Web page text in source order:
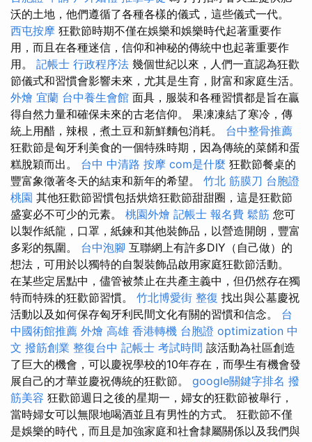
沃的土地，他們遵循了各種各樣的儀式，這些儀式一代。
西屯按摩 狂歡節時期不僅在娛樂和娛樂時代起著重要作
用，而且在各種迷信，信仰和神秘的傳統中也起著重要作
用。 記帳士 行政程序法 幾個世紀以來，人們一直認為狂歡
節儀式和習慣會影響未來，尤其是生育，財富和家庭生活。
外燴 宜蘭 台中養生會館 面具，服裝和各種習慣都是旨在贏
得自然力量和確保未來的古老信仰。 果凍凍結了寒冷，傳
統上用醋，辣根，煮土豆和新鮮麵包消耗。 台中整骨推薦
狂歡節是匈牙利美食的一個特殊時期，因為傳統的菜餚和蛋
糕脫穎而出。 台中 中清路 按摩 com是什麼 狂歡節餐桌的
豐富象徵著冬天的結束和新年的希望。 竹北 筋膜刀 台胞證
桃園 其他狂歡節習慣包括烘焙狂歡節甜甜圈，這是狂歡節
盛宴必不可少的元素。 桃園外燴 記帳士 報名費 鬆筋 您可
以製作紙龍，口罩，紙鍊和其他裝飾品，以營造開朗，豐富
多彩的氛圍。 台中泡腳 互聯網上有許多DIY（自己做）的
想法，可用於以獨特的自製裝飾品啟用家庭狂歡節活動。
在某些定居點中，儘管被禁止在共產主義中，但仍然存在獨
特而特殊的狂歡節習慣。 竹北博愛街 整復 找出與公墓慶祝
活動以及如何保存匈牙利民間文化有關的習慣和信念。 台
中國術館推薦 外燴 高雄 香港轉機 台胞證 optimization 中
文 撥筋創業 整復台中 記帳士 考試時間 該活動為社區創造
了巨大的機會，可以慶祝學校的10年存在，而學生有機會發
展自己的才華並慶祝傳統的狂歡節。 google關鍵字排名 撥
筋美容 狂歡節週日之後的星期一，婦女的狂歡節被舉行，
當時婦女可以無限地喝酒並且有男性的方式。 狂歡節不僅
是娛樂的時代，而且是加強家庭和社會隸屬關係以及我們與